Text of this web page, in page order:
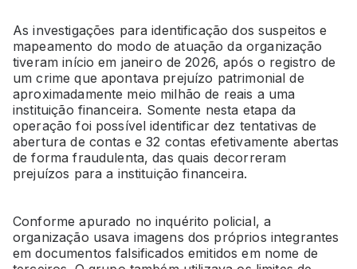
As investigações para identificação dos suspeitos e
mapeamento do modo de atuação da organização
tiveram início em janeiro de 2026, após o registro de
um crime que apontava prejuízo patrimonial de
aproximadamente meio milhão de reais a uma
instituição financeira. Somente nesta etapa da
operação foi possível identificar dez tentativas de
abertura de contas e 32 contas efetivamente abertas
de forma fraudulenta, das quais decorreram
prejuízos para a instituição financeira.
Conforme apurado no inquérito policial, a
organização usava imagens dos próprios integrantes
em documentos falsificados emitidos em nome de